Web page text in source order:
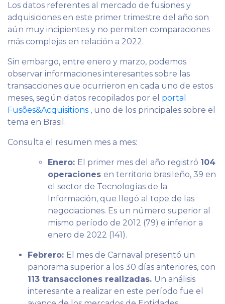
Los datos referentes al mercado de fusiones y
adquisiciones en este primer trimestre del año son
aún muy incipientes y no permiten comparaciones
más complejas en relación a 2022.
Sin embargo, entre enero y marzo, podemos
observar informaciones interesantes sobre las
transacciones que ocurrieron en cada uno de estos
meses, según datos recopilados por el portal
Fusões&Acquisitions , uno de los principales sobre el
tema en Brasil.
Consulta el resumen mes a mes:
Enero: El primer mes del año registró 104
operaciones en territorio brasileño, 39 en
el sector de Tecnologías de la
Información, que llegó al tope de las
negociaciones. Es un número superior al
mismo período de 2012 (79) e inferior a
enero de 2022 (141).
Febrero: El mes de Carnaval presentó un
panorama superior a los 30 días anteriores, con
113 transacciones realizadas. Un análisis
interesante a realizar en este período fue el